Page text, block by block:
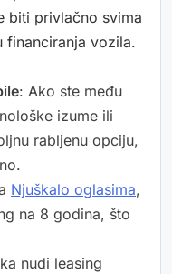
biti privlačno svima
financiranja vozila.
: Ako ste među
izume ili
rabljenu opciju,
Njuškalo oglasima,
na 8 godina, što
nudi leasing